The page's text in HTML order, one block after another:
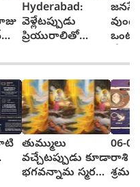
Hyderabad:
వెళ్లేటప్పుడు
ప్రియురాలితో
వచ్చేటప్పుడు
అంబులెన్సులో
ఆమె శవాన్ని
తెచ్చాడు
చీఫ్
రావు
తుమ్ములు
వచ్చేటప్పుడు కూడా
భగవన్నామ స్మరణ
06-
రాశి
శ్రమ